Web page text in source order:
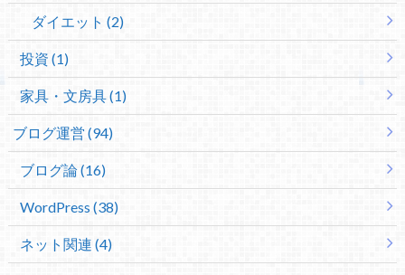
ダイエット (2)
投資 (1)
家具・文房具 (1)
ブログ運営 (94)
ブログ論 (16)
WordPress (38)
ネット関連 (4)